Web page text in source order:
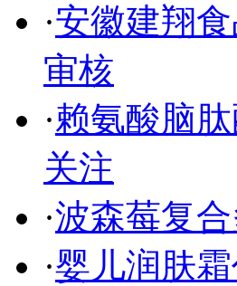
·安徽建翔
审核
·赖氨酸脑
关注
·波森莓复
·婴儿润肤